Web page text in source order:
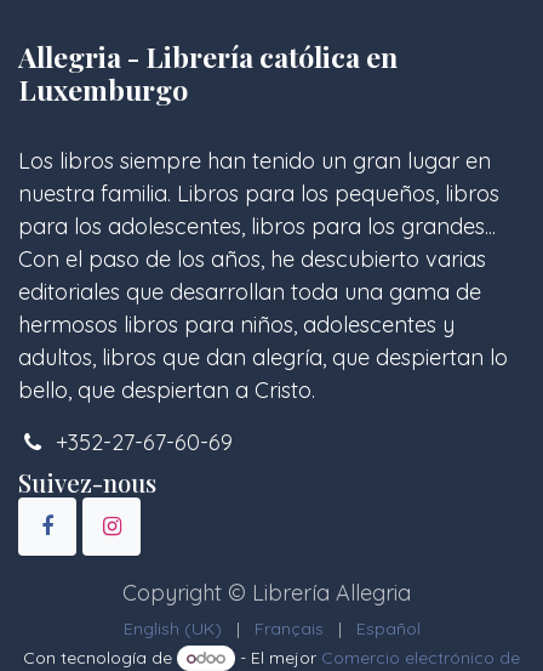
Allegria - Librería católica en
Luxemburgo
Los libros siempre han tenido un gran lugar en
nuestra familia. Libros para los pequeños, libros
para los adolescentes, libros para los grandes...
Con el paso de los años, he descubierto varias
editoriales que desarrollan toda una gama de
hermosos libros para niños, adolescentes y
adultos, libros que dan alegría, que despiertan lo
bello, que despiertan a Cristo.
+352-27-67-60-69
Suivez-nous
Copyright © Librería Allegria
English (UK) | Français |
Español
Con tecnología de
- El mejor Comercio electrónico de